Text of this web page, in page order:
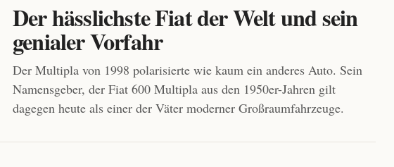
Der hässlichste Fiat der Welt und sein
genialer Vorfahr
Der Multipla von 1998 polarisierte wie kaum ein anderes Auto. Sein
Namensgeber, der Fiat 600 Multipla aus den 1950er-Jahren gilt
dagegen heute als einer der Väter moderner Großraumfahrzeuge.